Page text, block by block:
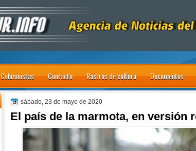
Columnistas Contacto Rastros de cultura Documentos
sábado, 23 de mayo de 2020
El país de la marmota, en versión